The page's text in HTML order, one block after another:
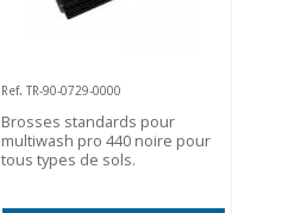
Ref. TR-90-0729-0000
Brosses standards pour
multiwash pro 440 noire pour
tous types de sols.